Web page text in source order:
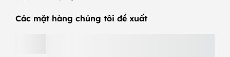
Các mặt hàng chúng tôi đề xuất